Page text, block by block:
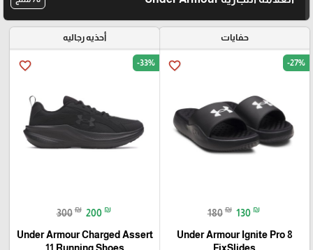
حفايات
favorite_border -27%
180 ₪ 130 ₪
Under Armour Ignite Pro 8
FixSlides
أحذيه رجاليه
favorite_border -33%
300 ₪ 200 ₪
Under Armour Charged Assert
11 Running Shoes